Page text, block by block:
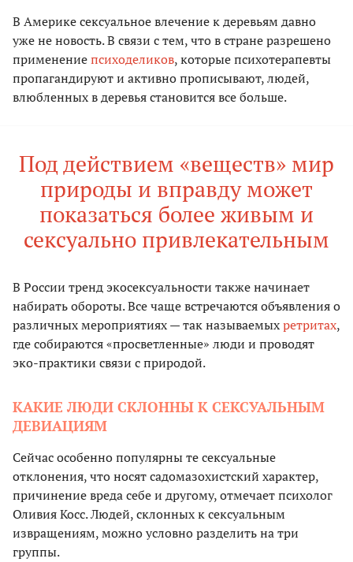
В Америке сексуальное влечение к деревьям давно
уже не новость. В связи с тем, что в стране разрешено
применениепсиходеликов, которые психотерапевты
пропагандируют и активно прописывают, людей,
влюбленных в деревья становится все больше.
Под действием «веществ» мир
природы и вправду может
показаться более живым и
сексуально привлекательным
В России тренд экосексуальности также начинает
набирать обороты. Все чаще встречаются объявления о
различных мероприятиях — так называемыхретритах,
где собираются «просветленные» люди и проводят
эко-практики связи с природой.
КАКИЕ ЛЮДИ СКЛОННЫ К СЕКСУАЛЬНЫМ
ДЕВИАЦИЯМ
Сейчас особенно популярны те сексуальные
отклонения, что носят садомазохистский характер,
причинение вреда себе и другому, отмечает психолог
Оливия Косс. Людей, склонных к сексуальным
извращениям, можно условно разделить на три
группы.